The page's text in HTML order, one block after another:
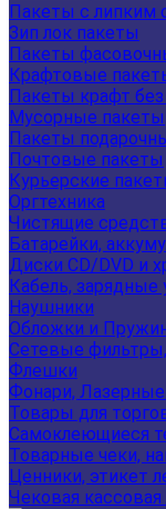
Пакеты с липким
Зип лок пакеты
Пакеты
Крафтовые
Пакеты крафт без
Мусорные пакеты
Пакеты
Почтовые пакеты
Курьерские
Оргтехника
Чистящие
Батарейки,
Диски CD/DVD и
Кабель, зарядные
Наушники
Обложки и
Сетевые
Флешки
Фонари, Лазерные
Товары для
Самоклеющиеся
Товарные чеки,
Ценники, этикет
Чековая кассовая